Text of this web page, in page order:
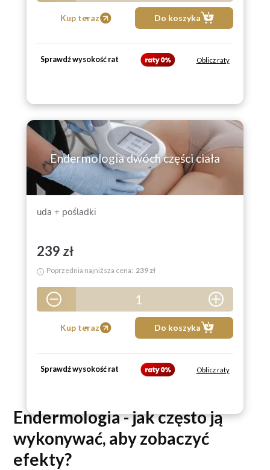
5
Kup teraz Do koszyka
Sprawdź wysokość rat Oblicz raty
Endermologia dwóch części ciała
uda + pośladki
239 zł
i Poprzednia najniższa cena: 239 zł
1
5
Kup teraz Do koszyka
Sprawdź wysokość rat Oblicz raty
Endermologia - jak często ją
wykonywać, aby zobaczyć
efekty?